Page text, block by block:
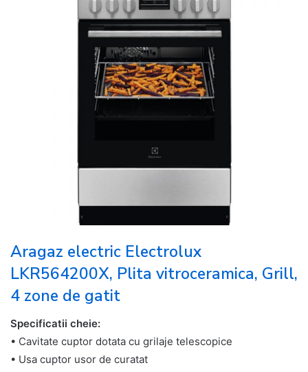
Aragaz electric Electrolux
LKR564200X, Plita vitroceramica, Grill,
4 zone de gatit
Specificatii cheie:
• Cavitate cuptor dotata cu grilaje telescopice
• Usa cuptor usor de curatat